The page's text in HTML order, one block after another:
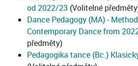
od 2022/23 (Volitelné
Dance Pedagogy (MA) -
Contemporary Dance from
předměty)
Pedagogika tance (Bc.)